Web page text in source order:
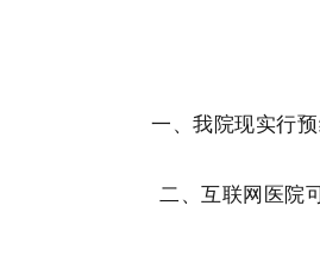
一、我院现实行
二、互联网医院